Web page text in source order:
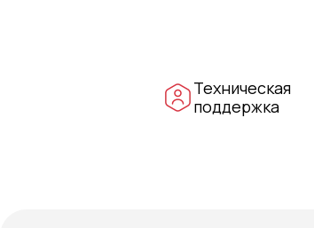
Техническая
поддержка